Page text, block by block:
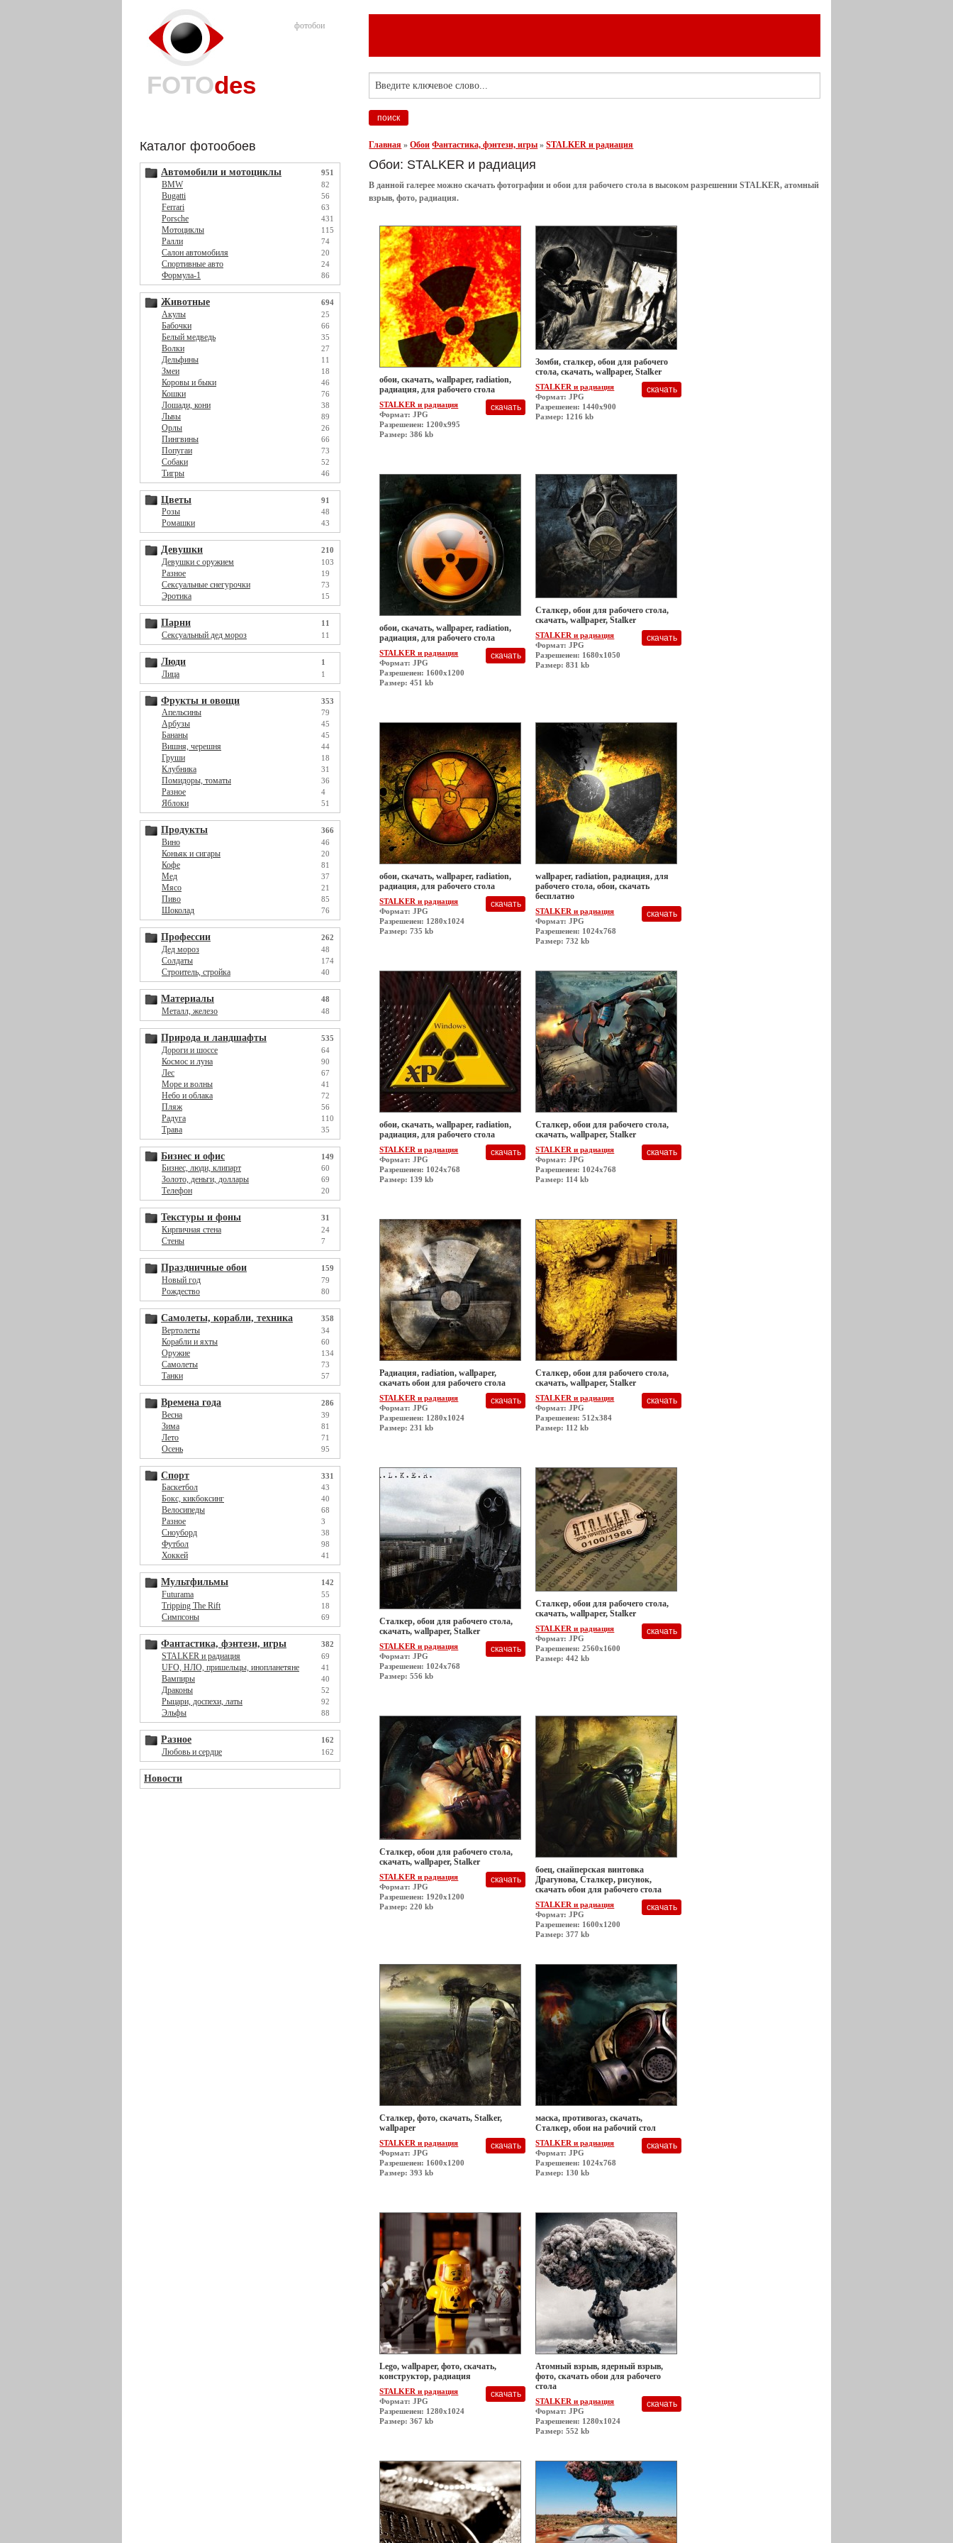
фотобои
FOTOdes
Каталог фотообоев
Автомобили и мотоциклы 951
BMW 82
Bugatti 56
Ferrari 63
Porsche 431
Мотоциклы 115
Ралли 74
Салон автомобиля 20
Спортивные авто 24
Формула-1 86
Животные 694
Акулы 25
Бабочки 66
Белый медведь 35
Волки 27
Дельфины 11
Змеи 18
Коровы и быки 46
Кошки 76
Лошади, кони 38
Львы 89
Орлы 26
Пингвины 66
Попугаи 73
Собаки 52
Тигры 46
Цветы 91
Розы 48
Ромашки 43
Девушки 210
Девушки с оружием 103
Разное 19
Сексуальные снегурочки 73
Эротика 15
Парни 11
Сексуальный дед мороз 11
Люди 1
Лица 1
Фрукты и овощи 353
Апельсины 79
Арбузы 45
Бананы 45
Вишня, черешня 44
Груши 18
Клубника 31
Помидоры, томаты 36
Разное 4
Яблоки 51
Продукты 366
Вино 46
Коньяк и сигары 20
Кофе 81
Мед 37
Мясо 21
Пиво 85
Шоколад 76
Профессии 262
Дед мороз 48
Солдаты 174
Строитель, стройка 40
Материалы 48
Металл, железо 48
Природа и ландшафты 535
Дороги и шоссе 64
Космос и луна 90
Лес 67
Море и волны 41
Небо и облака 72
Пляж 56
Радуга 110
Трава 35
Бизнес и офис 149
Бизнес, люди, клипарт 60
Золото, деньги, доллары 69
Телефон 20
Текстуры и фоны 31
Кирпичная стена 24
Стены 7
Праздничные обои 159
Новый год 79
Рождество 80
Самолеты, корабли, техника 358
Вертолеты 34
Корабли и яхты 60
Оружие 134
Самолеты 73
Танки 57
Времена года 286
Весна 39
Зима 81
Лето 71
Осень 95
Спорт 331
Баскетбол 43
Бокс, кикбоксинг 40
Велосипеды 68
Разное 3
Сноуборд 38
Футбол 98
Хоккей 41
Мультфильмы 142
Futurama 55
Tripping The Rift 18
Симпсоны 69
Фантастика, фэнтези, игры 382
STALKER и радиация 69
UFO, НЛО, пришельцы, инопланетяне 41
Вампиры 40
Драконы 52
Рыцари, доспехи, латы 92
Эльфы 88
Разное 162
Любовь и сердце 162
Новости
Главная »Обои Фантастика, фэнтези, игры »STALKER и радиация
Обои: STALKER и радиация
В данной галерее можно скачать фотографии и обои для рабочего стола в высоком разрешении STALKER, атомный
взрыв, фото, радиация.
обои, скачать, wallpaper, radiation,
радиация, для рабочего стола
STALKER и радиация
Формат: JPG
Разрешеиен: 1200x995
Размер: 386 kb
Зомби, сталкер, обои для рабочего
стола, скачать, wallpaper, Stalker
STALKER и радиация
Формат: JPG
Разрешеиен: 1440x900
Размер: 1216 kb
обои, скачать, wallpaper, radiation,
радиация, для рабочего стола
STALKER и радиация
Формат: JPG
Разрешеиен: 1600x1200
Размер: 451 kb
Сталкер, обои для рабочего стола,
скачать, wallpaper, Stalker
STALKER и радиация
Формат: JPG
Разрешеиен: 1680x1050
Размер: 831 kb
обои, скачать, wallpaper, radiation,
радиация, для рабочего стола
STALKER и радиация
Формат: JPG
Разрешеиен: 1280x1024
Размер: 735 kb
wallpaper, radiation, радиация, для
рабочего стола, обои, скачать
бесплатно
STALKER и радиация
Формат: JPG
Разрешеиен: 1024x768
Размер: 732 kb
обои, скачать, wallpaper, radiation,
радиация, для рабочего стола
STALKER и радиация
Формат: JPG
Разрешеиен: 1024x768
Размер: 139 kb
Сталкер, обои для рабочего стола,
скачать, wallpaper, Stalker
STALKER и радиация
Формат: JPG
Разрешеиен: 1024x768
Размер: 114 kb
Радиация, radiation, wallpaper,
скачать обои для рабочего стола
STALKER и радиация
Формат: JPG
Разрешеиен: 1280x1024
Размер: 231 kb
Сталкер, обои для рабочего стола,
скачать, wallpaper, Stalker
STALKER и радиация
Формат: JPG
Разрешеиен: 512x384
Размер: 112 kb
Сталкер, обои для рабочего стола,
скачать, wallpaper, Stalker
STALKER и радиация
Формат: JPG
Разрешеиен: 1024x768
Размер: 556 kb
Сталкер, обои для рабочего стола,
скачать, wallpaper, Stalker
STALKER и радиация
Формат: JPG
Разрешеиен: 2560x1600
Размер: 442 kb
Сталкер, обои для рабочего стола,
скачать, wallpaper, Stalker
STALKER и радиация
Формат: JPG
Разрешеиен: 1920x1200
Размер: 220 kb
боец, снайперская винтовка
Драгунова, Сталкер, рисунок,
скачать обои для рабочего стола
STALKER и радиация
Формат: JPG
Разрешеиен: 1600x1200
Размер: 377 kb
Сталкер, фото, скачать, Stalker,
wallpaper
STALKER и радиация
Формат: JPG
Разрешеиен: 1600x1200
Размер: 393 kb
маска, противогаз, скачать,
Сталкер, обои на рабочий стол
STALKER и радиация
Формат: JPG
Разрешеиен: 1024x768
Размер: 130 kb
Lego, wallpaper, фото, скачать,
конструктор, радиация
STALKER и радиация
Формат: JPG
Разрешеиен: 1280x1024
Размер: 367 kb
Атомный взрыв, ядерный взрыв,
фото, скачать обои для рабочего
стола
STALKER и радиация
Формат: JPG
Разрешеиен: 1280x1024
Размер: 552 kb